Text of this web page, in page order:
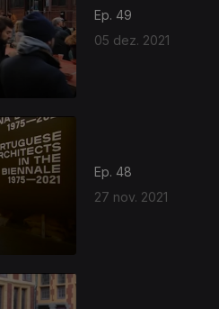
Ep. 49
05 dez. 2021
Ep. 48
27 nov. 2021